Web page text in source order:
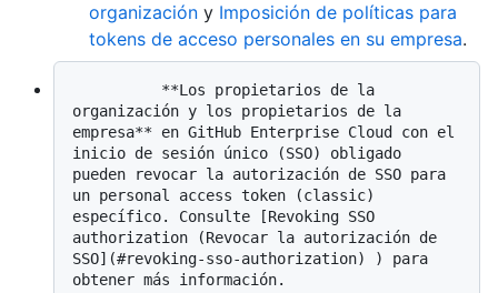
organización y Imposición de políticas para
tokens de acceso personales en su empresa.
organización y los propietarios de la
empresa** en GitHub Enterprise Cloud con el
inicio de sesión único (SSO) obligado
pueden revocar la autorización de SSO para
un personal access token (classic)
específico. Consulte [Revoking SSO
authorization (Revocar la autorización de
SSO](#revoking-sso-authorization) ) para